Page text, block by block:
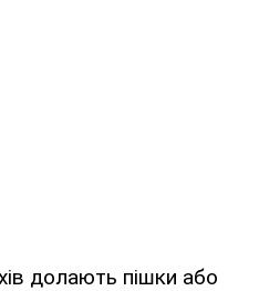
долають пішки або